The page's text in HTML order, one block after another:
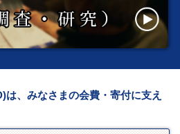
は、みなさまの会費・寄付に支え